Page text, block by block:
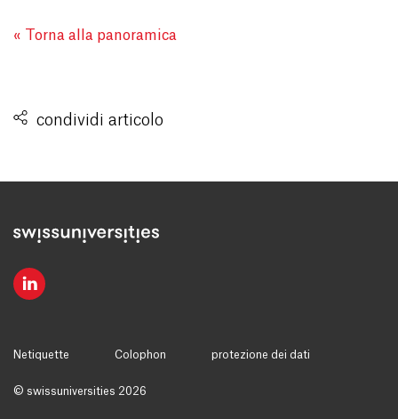
« Torna alla panoramica
condividi articolo
Netiquette Colophon protezione dei dati
© swissuniversities 2026